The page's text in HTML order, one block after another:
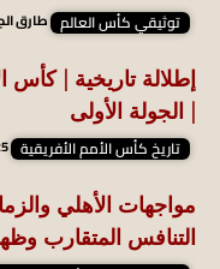
توثيقي كأس العالم طارق
| الجولة الأولى
تاريخ كأس الأمم الأفريقية
التنافس المتقارب